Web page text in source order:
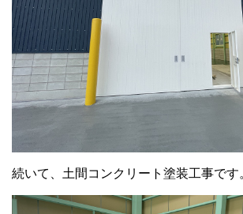
続いて、土間コンクリート塗装工事です